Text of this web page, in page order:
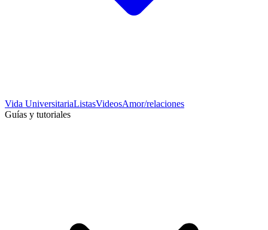
Vida UniversitariaListasVideosAmor/relaciones
Guías y tutoriales